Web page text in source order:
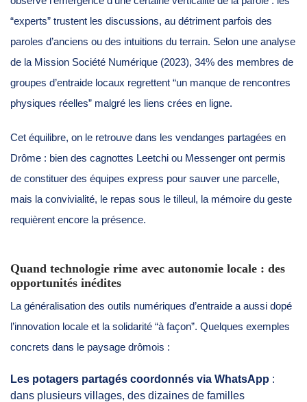
“experts” trustent les discussions, au détriment parfois des
paroles d’anciens ou des intuitions du terrain. Selon une analyse
de la Mission Société Numérique (2023), 34% des membres de
groupes d’entraide locaux regrettent “un manque de rencontres
physiques réelles” malgré les liens crées en ligne.
Cet équilibre, on le retrouve dans les vendanges partagées en
Drôme : bien des cagnottes Leetchi ou Messenger ont permis
de constituer des équipes express pour sauver une parcelle,
mais la convivialité, le repas sous le tilleul, la mémoire du geste
requièrent encore la présence.
Quand technologie rime avec autonomie locale : des
opportunités inédites
La généralisation des outils numériques d’entraide a aussi dopé
l’innovation locale et la solidarité “à façon”. Quelques exemples
concrets dans le paysage drômois :
Les potagers partagés coordonnés via WhatsApp :
dans plusieurs villages, des dizaines de familles